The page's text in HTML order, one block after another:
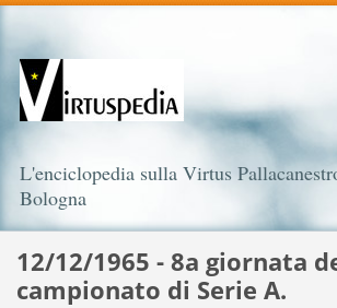
L'enciclopedia sulla Virtus
Bologna
12/12/1965 - 8a giornata
campionato di Serie A.